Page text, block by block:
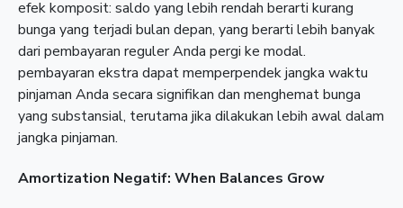
efek komposit: saldo yang lebih rendah berarti kurang
bunga yang terjadi bulan depan, yang berarti lebih banyak
dari pembayaran reguler Anda pergi ke modal.
pembayaran ekstra dapat memperpendek jangka waktu
pinjaman Anda secara signifikan dan menghemat bunga
yang substansial, terutama jika dilakukan lebih awal dalam
jangka pinjaman.
Amortization Negatif: When Balances Grow